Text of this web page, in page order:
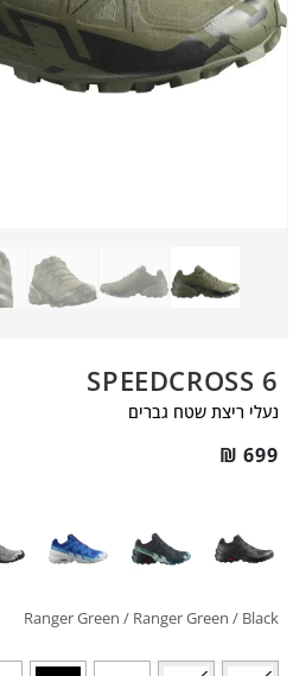
SPEEDCROSS 6
נעלי ריצת שטח גברים
₪ 699
Ranger Green / Ranger Green / Black